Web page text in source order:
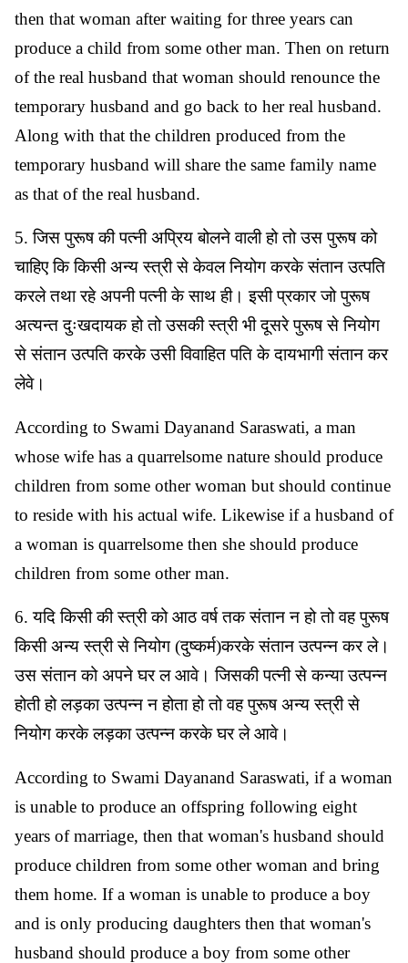
then that woman after waiting for three years can
produce a child from some other man. Then on return
of the real husband that woman should renounce the
temporary husband and go back to her real husband.
Along with that the children produced from the
temporary husband will share the same family name
as that of the real husband.
5. जिस पुरूष की पत्नी अप्रिय बोलने वाली हो तो उस पुरूष को
चाहिए कि किसी अन्य स्त्री से केवल नियोग करके संतान उत्पति
करले तथा रहे अपनी पत्नी के साथ ही। इसी प्रकार जो पुरूष
अत्यन्त दुःखदायक हो तो उसकी स्त्री भी दूसरे पुरूष से नियोग
से संतान उत्पति करके उसी विवाहित पति के दायभागी संतान कर
लेवे।
According to Swami Dayanand Saraswati, a man
whose wife has a quarrelsome nature should produce
children from some other woman but should continue
to reside with his actual wife. Likewise if a husband of
a woman is quarrelsome then she should produce
children from some other man.
6. यदि किसी की स्त्री को आठ वर्ष तक संतान न हो तो वह पुरूष
किसी अन्य स्त्री से नियोग (दुष्कर्म)करके संतान उत्पन्न कर ले।
उस संतान को अपने घर ल आवे। जिसकी पत्नी से कन्या उत्पन्न
होती हो लड़का उत्पन्न न होता हो तो वह पुरूष अन्य स्त्री से
नियोग करके लड़का उत्पन्न करके घर ले आवे।
According to Swami Dayanand Saraswati, if a woman
is unable to produce an offspring following eight
years of marriage, then that woman's husband should
produce children from some other woman and bring
them home. If a woman is unable to produce a boy
and is only producing daughters then that woman's
husband should produce a boy from some other